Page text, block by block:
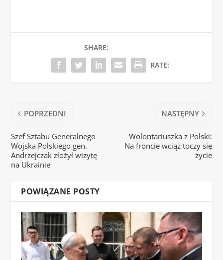
SHARE:
RATE:
POPRZEDNI
Szef Sztabu Generalnego
Wojska Polskiego gen.
Andrzejczak złożył wizytę
na Ukrainie
NASTĘPNY
Wolontariuszka z Polski:
Na froncie wciąż toczy się
życie
POWIĄZANE POSTY